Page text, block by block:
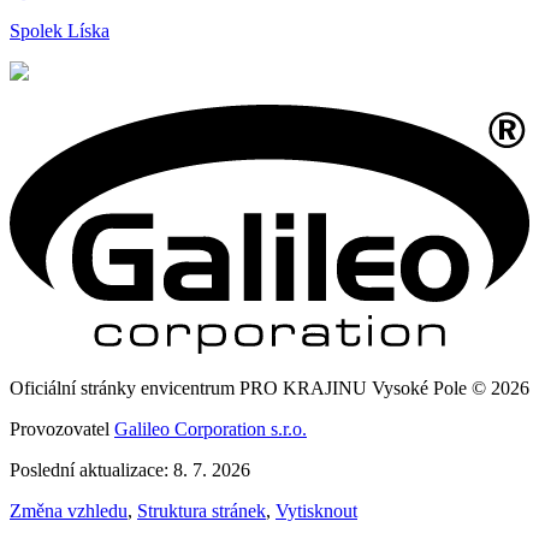
Spolek Líska
Oficiální stránky envicentrum PRO KRAJINU Vysoké Pole © 2026
Provozovatel Galileo Corporation s.r.o.
Poslední aktualizace: 8. 7. 2026
Změna vzhledu, Struktura stránek, Vytisknout